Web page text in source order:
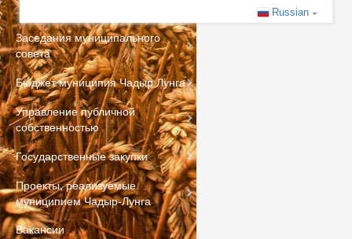
Russian
Заседания муниципального
совета
Бюджет муниципия Чадыр Лунга
Управление публичной
собственностью
Государственные закупки
Проекты, реализуемые
муниципием Чадыр-Лунга
Вакансии